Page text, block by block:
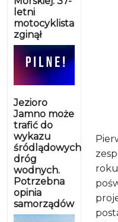
letni
motocyklista
zginął
Jezioro
Jamno może
trafić do
wykazu
śródlądowych
dróg
wodnych.
Potrzebna
opinia
samorządów